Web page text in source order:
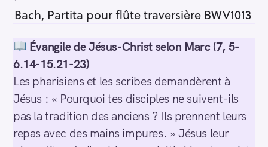
Bach, Partita pour flûte traversière BWV1013
Évangile de Jésus-Christ selon Marc (7, 5-
6.14-15.21-23)
Les pharisiens et les scribes demandèrent à
Jésus : « Pourquoi tes disciples ne suivent-ils
pas la tradition des anciens ? Ils prennent leurs
repas avec des mains impures. » Jésus leur